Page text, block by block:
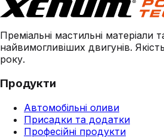
Преміальні мастильні матеріали
найвимогливіших двигунів.
року.
Продукти
Автомобільні оливи
Присадки та додатки
Професійні продукти